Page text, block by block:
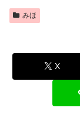
みほ
X